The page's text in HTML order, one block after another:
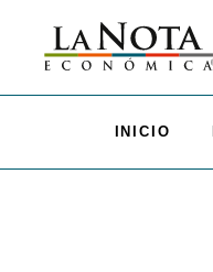
INICIO